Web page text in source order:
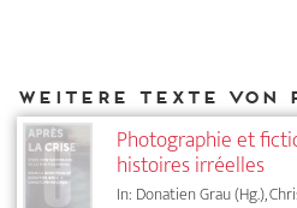
Photographie et
histoires irréelles
In: Donatien Grau (Hg.),